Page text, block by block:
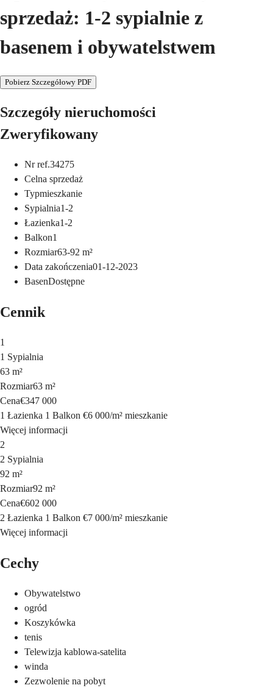
sprzedaż: 1-2 sypialnie z
basenem i obywatelstwem
Pobierz Szczegółowy PDF
Szczegóły nieruchomości
Zweryfikowany
Nr ref.34275
Celna sprzedaż
Typmieszkanie
Sypialnia1-2
Łazienka1-2
Balkon1
Rozmiar63-92 m²
Data zakończenia01-12-2023
BasenDostępne
Cennik
1
1 Sypialnia
63 m²
Rozmiar63 m²
Cena€347 000
1 Łazienka 1 Balkon €6 000/m² mieszkanie
Więcej informacji
2
2 Sypialnia
92 m²
Rozmiar92 m²
Cena€602 000
2 Łazienka 1 Balkon €7 000/m² mieszkanie
Więcej informacji
Cechy
Obywatelstwo
ogród
Koszykówka
tenis
Telewizja kablowa-satelita
winda
Zezwolenie na pobyt